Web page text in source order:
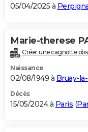
S'inscrire
Se connecter
Lycées
Collèges
Primaires
Universités
Entreprises
Service militaire
Avis de recherche
AVIS DE DÉCÈS
Bricolage
Lifestyle
Culture
Sport
Auto
Television
Voyage
Cinema
05/04/2025 à
Marie-therese
Créer une cagnotte
Naissance
02/08/1949 à Bruay-
Décès
15/05/2024 à Paris (